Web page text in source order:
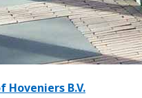
Hoveniers B.V.